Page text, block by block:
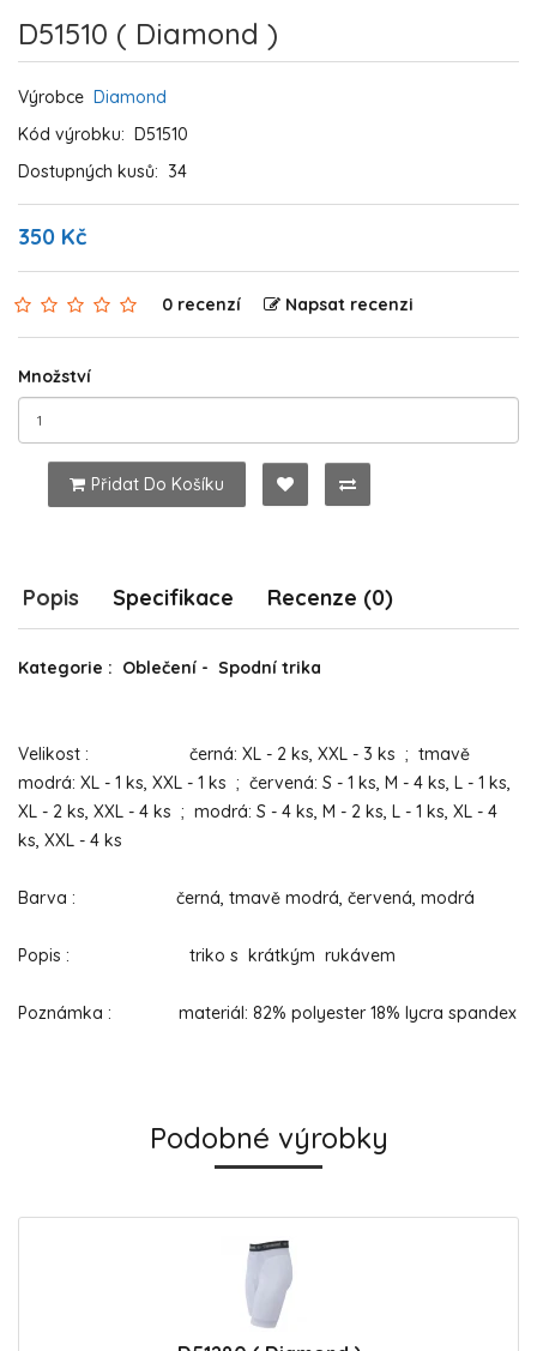
D51510 ( Diamond )
Výrobce Diamond
Kód výrobku: D51510
Dostupných kusů: 34
350 Kč
0 recenzí Napsat recenzi
Množství
Přidat Do Košíku
Popis Specifikace Recenze (0)
Kategorie : Oblečení - Spodní trika
Velikost : černá: XL - 2 ks, XXL - 3 ks ; tmavě
modrá: XL - 1 ks, XXL - 1 ks ; červená: S - 1 ks, M - 4 ks, L - 1 ks,
XL - 2 ks, XXL - 4 ks ; modrá: S - 4 ks, M - 2 ks, L - 1 ks, XL - 4
ks, XXL - 4 ks
Barva : černá, tmavě modrá, červená, modrá
Popis : triko s krátkým rukávem
Poznámka : materiál: 82% polyester 18% lycra spandex
Podobné výrobky